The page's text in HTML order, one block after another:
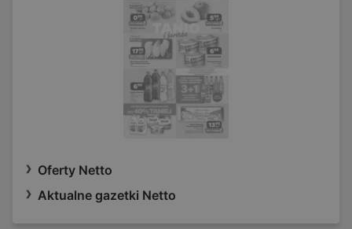
Oferty Netto
Aktualne gazetki Netto